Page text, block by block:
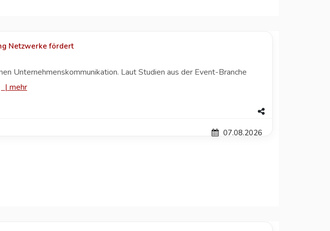
Netzwerke fördert
Unternehmenskommunikation. Laut Studien aus der Event-Branche
|mehr
07.08.2026